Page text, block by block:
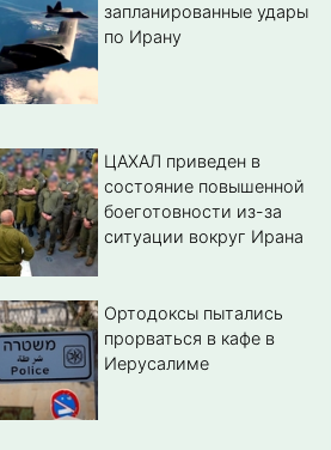
запланированные удары
по Ирану
ЦАХАЛ приведен в
состояние повышенной
боеготовности из-за
ситуации вокруг Ирана
Ортодоксы пытались
прорваться в кафе в
Иерусалиме